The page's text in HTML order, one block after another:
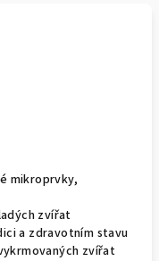
mikroprvky,
zvířat
a zdravotním stavu
zvířat